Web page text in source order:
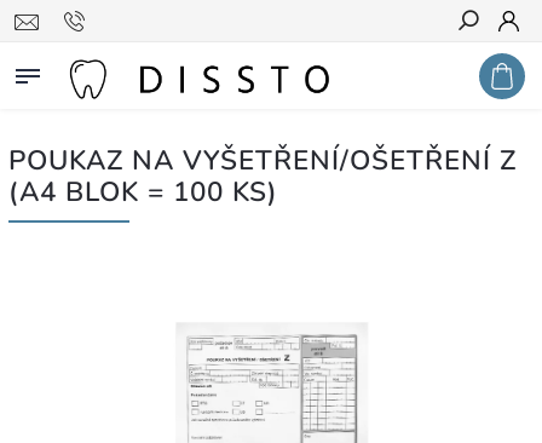
Hledat
POUKAZ NA VYŠETŘENÍ/OŠETŘENÍ Z
(A4 BLOK = 100 KS)